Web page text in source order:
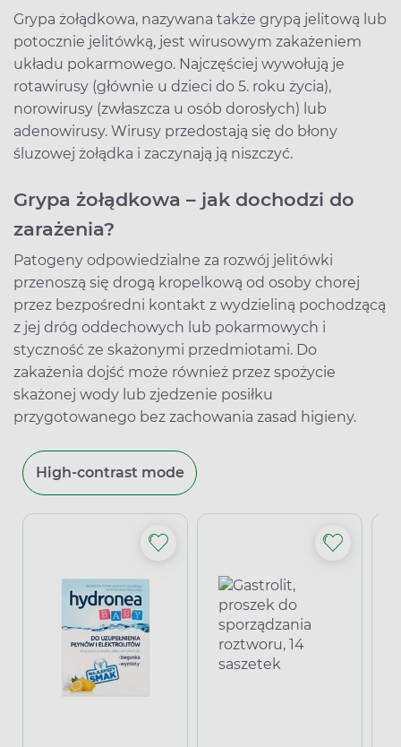
Grypa żołądkowa, nazywana także grypą jelitową lub
potocznie jelitówką, jest wirusowym zakażeniem
układu pokarmowego. Najczęściej wywołują je
rotawirusy (głównie u dzieci do 5. roku życia),
norowirusy (zwłaszcza u osób dorosłych) lub
adenowirusy. Wirusy przedostają się do błony
śluzowej żołądka i zaczynają ją niszczyć.
Grypa żołądkowa – jak dochodzi do
zarażenia?
Patogeny odpowiedzialne za rozwój jelitówki
przenoszą się drogą kropelkową od osoby chorej
przez bezpośredni kontakt z wydzieliną pochodzącą
z jej dróg oddechowych lub pokarmowych i
styczność ze skażonymi przedmiotami. Do
zakażenia dojść może również przez spożycie
skażonej wody lub zjedzenie posiłku
przygotowanego bez zachowania zasad higieny.
High-contrast mode